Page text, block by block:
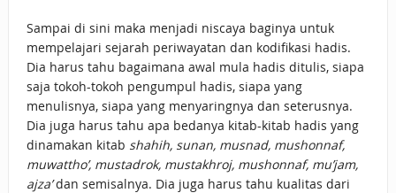
Sampai di sini maka menjadi niscaya baginya untuk
mempelajari sejarah periwayatan dan kodifikasi hadis.
Dia harus tahu bagaimana awal mula hadis ditulis, siapa
saja tokoh-tokoh pengumpul hadis, siapa yang
menulisnya, siapa yang menyaringnya dan seterusnya.
Dia juga harus tahu apa bedanya kitab-kitab hadis yang
dinamakan kitab shahih, sunan, musnad, mushonnaf,
muwattho’, mustadrok, mustakhroj, mushonnaf, mu’jam,
ajza’dan semisalnya. Dia juga harus tahu kualitas dari